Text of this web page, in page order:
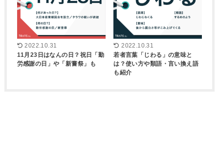
2022.10.31
11月23日はなんの日？祝日「勤
労感謝の日」や「新嘗祭」も
2022.10.31
若者言葉「じわる」の意味と
は？使い方や類語・言い換え語
も紹介